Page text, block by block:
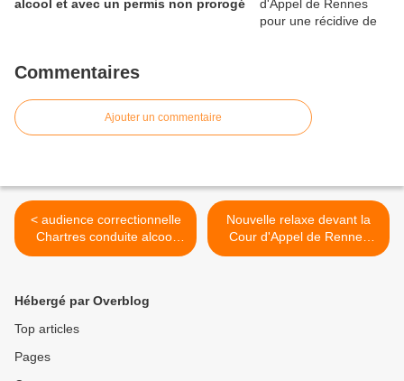
alcool et avec un permis non prorogé
Commentaires
Ajouter un commentaire
< audience correctionnelle
Chartres conduite alcool
23.06.2026
Nouvelle relaxe devant la
Cour d'Appel de Rennes
pour une récidive de
Hébergé par Overblog
Top articles
Pages